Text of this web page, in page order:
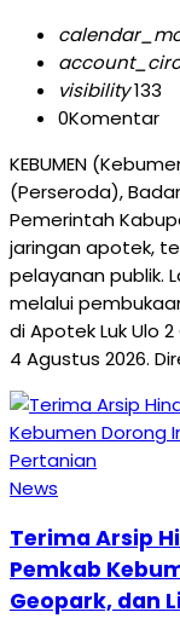
visibility133
0Komentar
KEBUMEN
(Perseroda),
Pemerintah
jaringan apotek,
pelayanan publik.
melalui
di Apotek Luk Ulo
4 Agustus 2026.
News
Terima Arsip
Pemkab
Geopark, dan